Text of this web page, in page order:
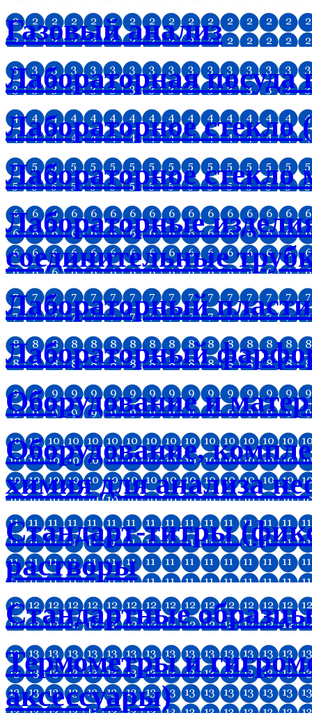
Газовый анализ
Лабораторная посуда
Лабораторное стекло
Лабораторное стекло
Лабораторные
соединительные
Лабораторный
Лабораторный
Оборудование и
Оборудование,
химия для анализа
Стандарт-титры
растворы
Стандартные
Термометры и
аксессуары)